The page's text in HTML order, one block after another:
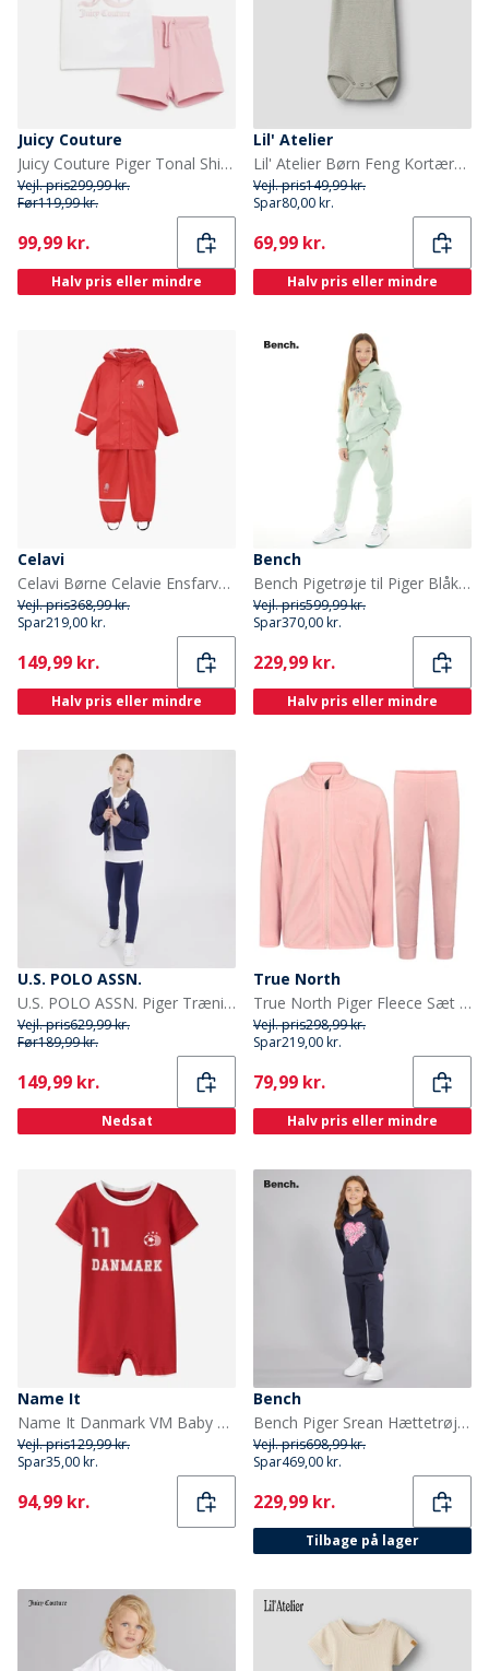
Juicy Couture
Juicy Couture Piger Tonal Shimmer Print T Shirt Og Shorts Sæt Pink Nectar
Vejl. pris299,99 kr.
Før119,99 kr.
Current
99,99 kr.
Halv pris eller mindre
Lil' Atelier
Lil' Atelier Børn Feng Kortærmet Babybody Overland Trek
Vejl. pris149,99 kr.
Spar80,00 kr.
Current
69,99 kr.
Halv pris eller mindre
Celavi
Celavi Børne Celavie Ensfarvet PU Basis Regntøjs Sæt Baked Apple
Vejl. pris368,99 kr.
Spar219,00 kr.
Current
149,99 kr.
Halv pris eller mindre
Bench
Bench Pigetrøje til Piger Blåklokke Sage
Vejl. pris599,99 kr.
Spar370,00 kr.
Current
229,99 kr.
Halv pris eller mindre
U.S. POLO ASSN.
U.S. POLO ASSN. Piger Træningstøj Blå
Vejl. pris629,99 kr.
Før189,99 kr.
Current
149,99 kr.
Nedsat
True North
True North Piger Fleece Sæt Pink
Vejl. pris298,99 kr.
Spar219,00 kr.
Current
79,99 kr.
Halv pris eller mindre
Name It
Name It Danmark VM Baby Bodystocking True Red Denmark
Vejl. pris129,99 kr.
Spar35,00 kr.
Current
94,99 kr.
Bench
Bench Piger Srean Hættetrøje Og Joggingbukser Træningsdragt Navy
Vejl. pris698,99 kr.
Spar469,00 kr.
Current
229,99 kr.
Tilbage på lager